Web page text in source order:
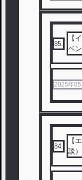
85.
【
ベ
2025年05
84.
【
談）